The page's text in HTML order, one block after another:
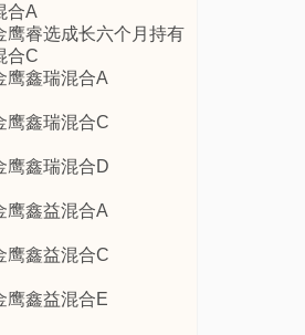
合A
鹰睿选成长六个月持有
合C
鹰鑫瑞混合A
鹰鑫瑞混合C
鹰鑫瑞混合D
鹰鑫益混合A
鹰鑫益混合C
鹰鑫益混合E